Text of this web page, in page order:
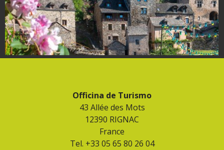
Officina de Turismo
43 Allée des Mots
12390 RIGNAC
France
Tel. +33 05 65 80 26 04